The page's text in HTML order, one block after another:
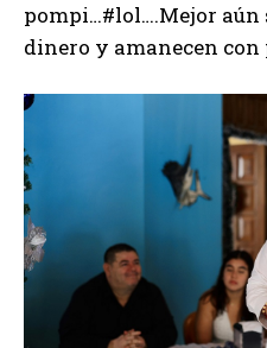
pompi…#lol….Mejor aún
dinero y amanecen con